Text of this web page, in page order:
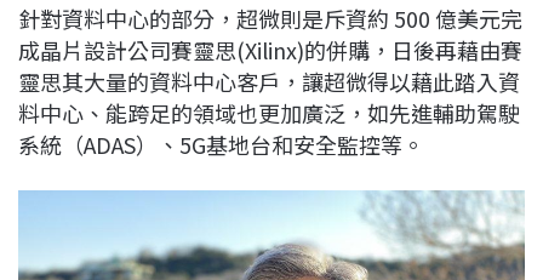
針對資料中心的部分，超微則是斥資約 500 億美元完
成晶片設計公司賽靈思(Xilinx)的併購，日後再藉由賽
靈思其大量的資料中心客戶，讓超微得以藉此踏入資
料中心、能跨足的領域也更加廣泛，如先進輔助駕駛
系統（ADAS）、5G基地台和安全監控等。